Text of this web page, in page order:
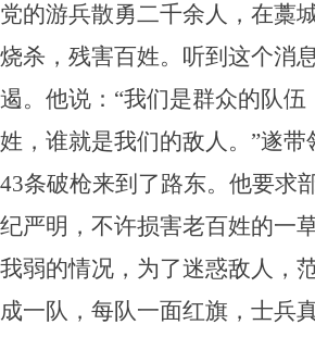
党的游兵散勇二千余人，在藁
烧杀，残害百姓。听到这个消
遏。他说：“我们是群众的队伍
姓，谁就是我们的敌人。”遂带
43条破枪来到了路东。他要求
纪严明，不许损害老百姓的一
我弱的情况，为了迷惑敌人，
成一队，每队一面红旗，士兵